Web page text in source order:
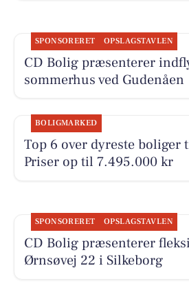
SPONSORERET OPSLAGSTAVLEN
CD Bolig præsenterer
sommerhus ved Gudenåen
BOLIGMARKED
Top 6 over dyreste boliger
Priser op til 7.495.000 kr
SPONSORERET OPSLAGSTAVLEN
CD Bolig præsenterer
Ørnsøvej 22 i Silkeborg